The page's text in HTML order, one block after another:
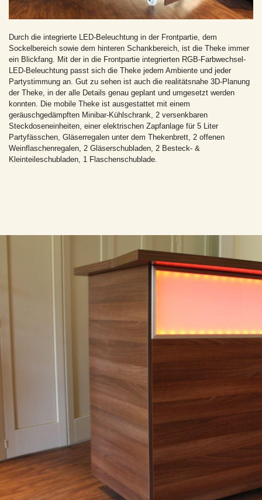
Durch die integrierte LED-Beleuchtung in der Frontpartie, dem
Sockelbereich sowie dem hinteren Schankbereich, ist die Theke immer
ein Blickfang. Mit der in die Frontpartie integrierten RGB-Farbwechsel-
LED-Beleuchtung passt sich die Theke jedem Ambiente und jeder
Partystimmung an. Gut zu sehen ist auch die realitätsnahe 3D-Planung
der Theke, in der alle Details genau geplant und umgesetzt werden
konnten. Die mobile Theke ist ausgestattet mit einem
geräuschgedämpften Minibar-Kühlschrank, 2 versenkbaren
Steckdoseneinheiten, einer elektrischen Zapfanlage für 5 Liter
Partyfässchen, Gläserregalen unter dem Thekenbrett, 2 offenen
Weinflaschenregalen, 2 Gläserschubladen, 2 Besteck- &
Kleinteileschubladen, 1 Flaschenschublade.